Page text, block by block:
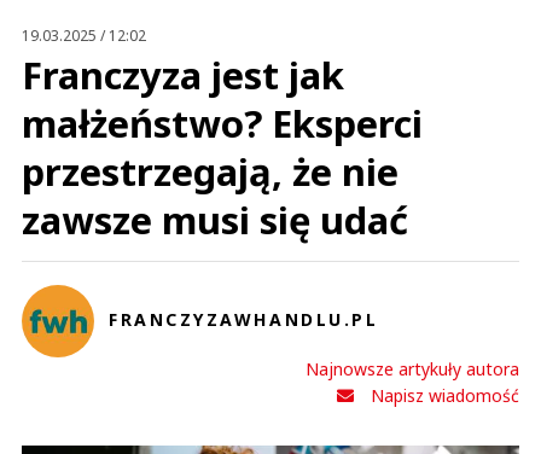
19.03.2025 / 12:02
Franczyza jest jak
małżeństwo? Eksperci
przestrzegają, że nie
zawsze musi się udać
FRANCZYZAWHANDLU.PL
Najnowsze artykuły autora
Napisz wiadomość